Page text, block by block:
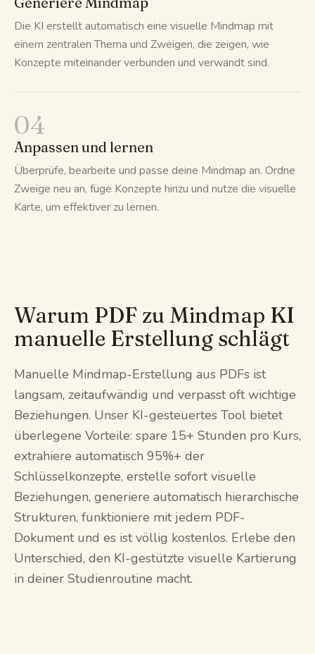
Die KI erstellt automatisch eine visuelle Mindmap mit
einem zentralen Thema und Zweigen, die zeigen, wie
Konzepte miteinander verbunden und verwandt sind.
04
Anpassen und lernen
Überprüfe, bearbeite und passe deine Mindmap an. Ordne
Zweige neu an, füge Konzepte hinzu und nutze die visuelle
Karte, um effektiver zu lernen.
Warum PDF zu Mindmap KI
manuelle Erstellung schlägt
Manuelle Mindmap-Erstellung aus PDFs ist
langsam, zeitaufwändig und verpasst oft wichtige
Beziehungen. Unser KI-gesteuertes Tool bietet
überlegene Vorteile: spare 15+ Stunden pro Kurs,
extrahiere automatisch 95%+ der
Schlüsselkonzepte, erstelle sofort visuelle
Beziehungen, generiere automatisch hierarchische
Strukturen, funktioniere mit jedem PDF-
Dokument und es ist völlig kostenlos. Erlebe den
Unterschied, den KI-gestützte visuelle Kartierung
in deiner Studienroutine macht.